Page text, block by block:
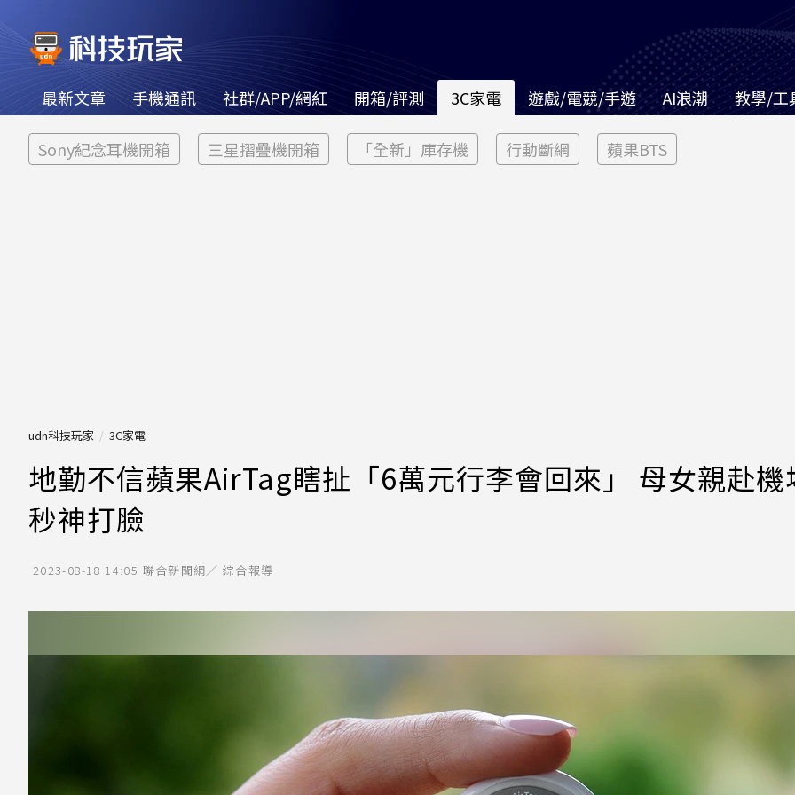
最新文章 手機通訊 社群/APP/網紅 開箱/評測 3C家電 遊戲/電競/手遊 AI浪潮 教學/工
Sony紀念耳機開箱 三星摺疊機開箱 「全新」庫存機 行動斷網 蘋果BTS
udn科技玩家 3C家電
地勤不信蘋果AirTag瞎扯「6萬元行李會回來」 母女親赴
秒神打臉
2023-08-18 14:05 聯合新聞網／ 綜合報導